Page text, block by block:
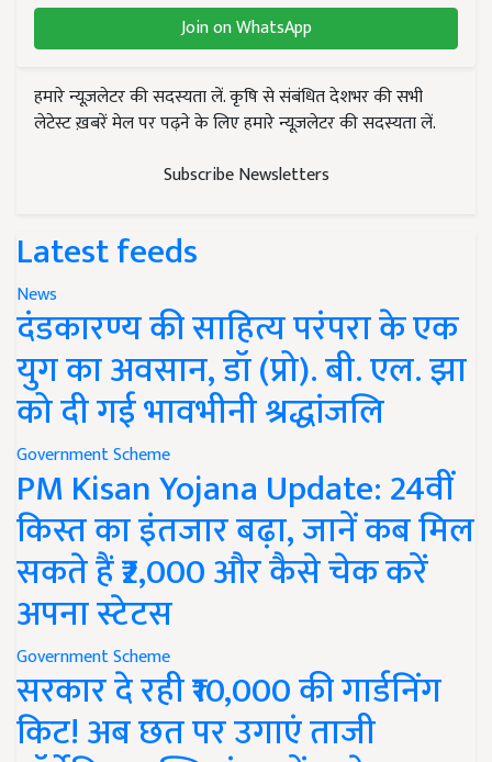
Join on WhatsApp
हमारे न्यूज़लेटर की सदस्यता लें. कृषि से संबंधित देशभर की सभी
लेटेस्ट ख़बरें मेल पर पढ़ने के लिए हमारे न्यूज़लेटर की सदस्यता लें.
Subscribe Newsletters
Latest feeds
News
दंडकारण्य की साहित्य परंपरा के एक
युग का अवसान, डॉ (प्रो). बी. एल. झा
को दी गई भावभीनी श्रद्धांजलि
Government Scheme
PM Kisan Yojana Update: 24वीं
किस्त का इंतजार बढ़ा, जानें कब मिल
सकते हैं ₹2,000 और कैसे चेक करें
अपना स्टेटस
Government Scheme
सरकार दे रही ₹10,000 की गार्डनिंग
किट! अब छत पर उगाएं ताजी